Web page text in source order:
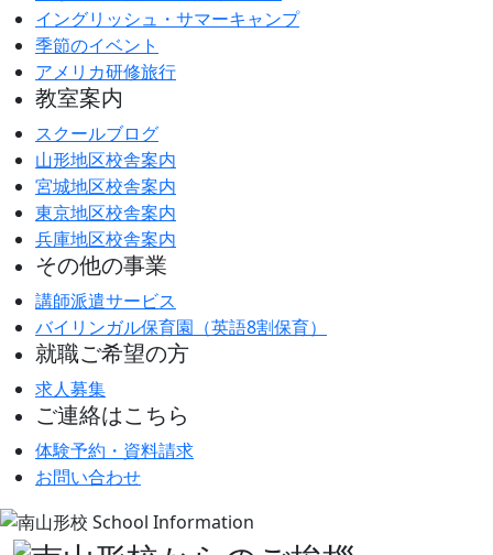
イングリッシュ・サマーキャンプ
季節のイベント
アメリカ研修旅行
教室案内
スクールブログ
山形地区校舎案内
宮城地区校舎案内
東京地区校舎案内
兵庫地区校舎案内
その他の事業
講師派遣サービス
バイリンガル保育園（英語8割保育）
就職ご希望の方
求人募集
ご連絡はこちら
体験予約・資料請求
お問い合わせ